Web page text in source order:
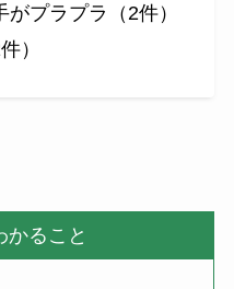
プラプラ（2件）
）
かること